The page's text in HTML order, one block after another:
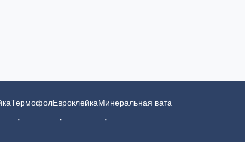
ТермофолЕвроклейкаМинеральная вата